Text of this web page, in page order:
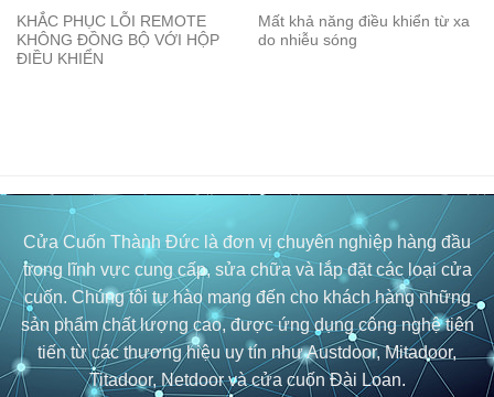
KHẮC PHỤC LỖI REMOTE
KHÔNG ĐỒNG BỘ VỚI HỘP
ĐIỀU KHIỂN
Mất khả năng điều khiển từ xa
do nhiễu sóng
Cửa Cuốn Thành Đức là đơn vị chuyên nghiệp hàng đầu
trong lĩnh vực cung cấp, sửa chữa và lắp đặt các loại cửa
cuốn. Chúng tôi tự hào mang đến cho khách hàng những
sản phẩm chất lượng cao, được ứng dụng công nghệ tiên
tiến từ các thương hiệu uy tín như Austdoor, Mitadoor,
Titadoor, Netdoor và cửa cuốn Đài Loan.